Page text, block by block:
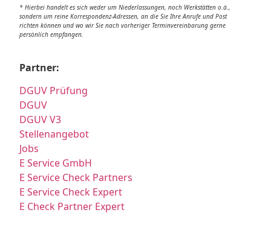
* Hierbei handelt es sich weder um Niederlassungen, noch Werkstätten o.ä.,
sondern um reine Korrespondenz-Adressen, an die Sie Ihre Anrufe und Post
richten können und wo wir Sie nach vorheriger Terminvereinbarung gerne
persönlich empfangen.
Partner:
DGUV Prüfung
DGUV
DGUV V3
Stellenangebot
Jobs
E Service GmbH
E Service Check Partners
E Service Check Expert
E Check Partner Expert